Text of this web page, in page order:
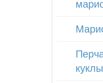
куклы